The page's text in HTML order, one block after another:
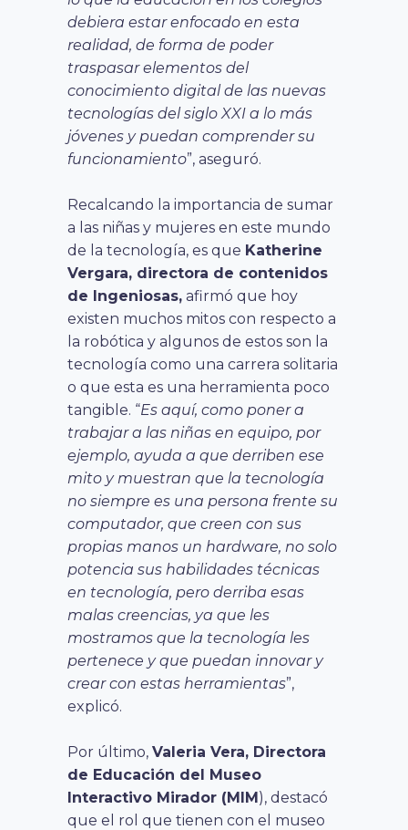
debiera estar enfocado en esta
realidad, de forma de poder
traspasar elementos del
conocimiento digital de las nuevas
tecnologías del siglo XXI a lo más
jóvenes y puedan comprender su
funcionamiento”, aseguró.
Recalcando la importancia de sumar
a las niñas y mujeres en este mundo
de la tecnología, es que Katherine
Vergara, directora de contenidos
de Ingeniosas, afirmó que hoy
existen muchos mitos con respecto a
la robótica y algunos de estos son la
tecnología como una carrera solitaria
o que esta es una herramienta poco
tangible. “Es aquí, como poner a
trabajar a las niñas en equipo, por
ejemplo, ayuda a que derriben ese
mito y muestran que la tecnología
no siempre es una persona frente su
computador, que creen con sus
propias manos un hardware, no solo
potencia sus habilidades técnicas
en tecnología, pero derriba esas
malas creencias, ya que les
mostramos que la tecnología les
pertenece y que puedan innovar y
crear con estas herramientas”,
explicó.
Por último, Valeria Vera, Directora
de Educación del Museo
Interactivo Mirador (MIM), destacó
que el rol que tienen con el museo